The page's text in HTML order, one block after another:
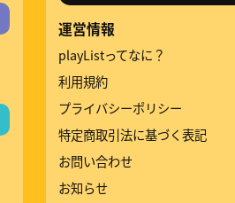
運営情報
playListってなに？
利用規約
プライバシーポリシー
特定商取引法に基づく表記
お問い合わせ
お知らせ